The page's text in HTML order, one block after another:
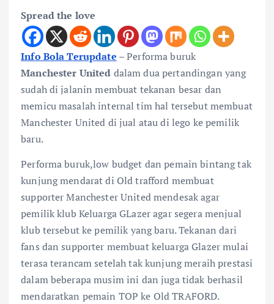
Spread the love
Info Bola Terupdate –Performa buruk
Manchester United dalam dua pertandingan yang
sudah di jalanin membuat tekanan besar dan
memicu masalah internal tim hal tersebut membuat
Manchester United di jual atau di lego ke pemilik
baru.
Performa buruk,low budget dan pemain bintang tak
kunjung mendarat di Old trafford membuat
supporter Manchester United mendesak agar
pemilik klub Keluarga GLazer agar segera menjual
klub tersebut ke pemilik yang baru. Tekanan dari
fans dan supporter membuat keluarga Glazer mulai
terasa terancam setelah tak kunjung meraih prestasi
dalam beberapa musim ini dan juga tidak berhasil
mendaratkan pemain TOP ke Old TRAFORD.